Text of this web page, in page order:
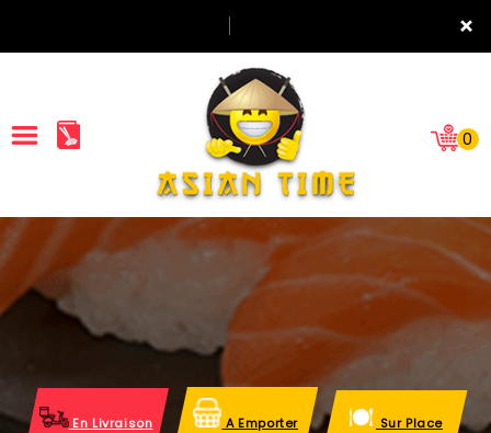
×
ACCUEIL
LA CARTE
VOS AVIS
0
En Livraison A Emporter Sur Place